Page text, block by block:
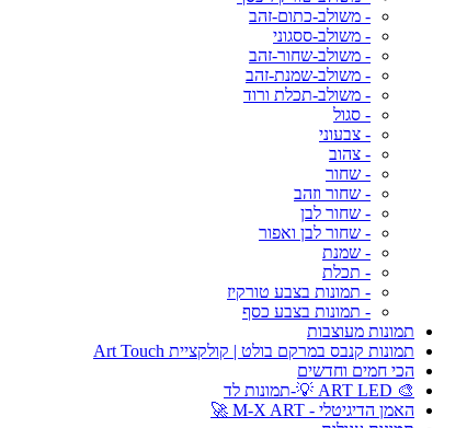
- משולב-כתום-זהב
- משולב-ססגוני
- משולב-שחור-זהב
- משולב-שמנת-זהב
- משולב-תכלת ורוד
- סגול
- צבעוני
- צהוב
- שחור
- שחור וזהב
- שחור לבן
- שחור לבן ואפור
- שמנת
- תכלת
- תמונות בצבע טורקיז
- תמונות בצבע כסף
תמונות מעוצבות
תמונות קנבס במרקם בולט | קולקציית Art Touch
הכי חמים וחדשים
🎨 ART LED 💡-תמונות לד
האמן הדיגיטלי - M-X ART 🚀